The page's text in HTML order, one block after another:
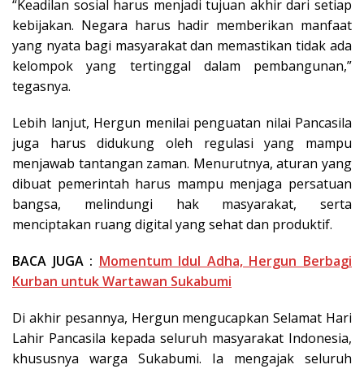
“Keadilan sosial harus menjadi tujuan akhir dari setiap
kebijakan. Negara harus hadir memberikan manfaat
yang nyata bagi masyarakat dan memastikan tidak ada
kelompok yang tertinggal dalam pembangunan,”
tegasnya.
Lebih lanjut, Hergun menilai penguatan nilai Pancasila
juga harus didukung oleh regulasi yang mampu
menjawab tantangan zaman. Menurutnya, aturan yang
dibuat pemerintah harus mampu menjaga persatuan
bangsa, melindungi hak masyarakat, serta
menciptakan ruang digital yang sehat dan produktif.
BACA JUGA : Momentum Idul Adha, Hergun Berbagi
Kurban untuk Wartawan Sukabumi
Di akhir pesannya, Hergun mengucapkan Selamat Hari
Lahir Pancasila kepada seluruh masyarakat Indonesia,
khususnya warga Sukabumi. Ia mengajak seluruh